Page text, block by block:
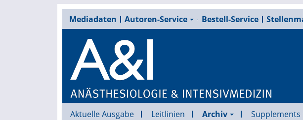
Mediadaten Autoren-Service Bestell-Service
Aktuelle Ausgabe Leitlinien Archiv Supplements